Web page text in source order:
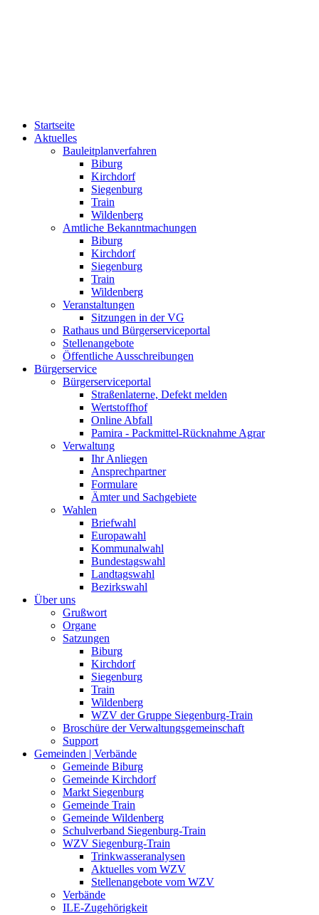
Startseite
Aktuelles
Bauleitplanverfahren
Biburg
Kirchdorf
Siegenburg
Train
Wildenberg
Amtliche Bekanntmachungen
Biburg
Kirchdorf
Siegenburg
Train
Wildenberg
Veranstaltungen
Sitzungen in der VG
Rathaus und Bürgerserviceportal
Stellenangebote
Öffentliche Ausschreibungen
Bürgerservice
Bürgerserviceportal
Straßenlaterne, Defekt melden
Wertstoffhof
Online Abfall
Pamira - Packmittel-Rücknahme Agrar
Verwaltung
Ihr Anliegen
Ansprechpartner
Formulare
Ämter und Sachgebiete
Wahlen
Briefwahl
Europawahl
Kommunalwahl
Bundestagswahl
Landtagswahl
Bezirkswahl
Über uns
Grußwort
Organe
Satzungen
Biburg
Kirchdorf
Siegenburg
Train
Wildenberg
WZV der Gruppe Siegenburg-Train
Broschüre der Verwaltungsgemeinschaft
Support
Gemeinden | Verbände
Gemeinde Biburg
Gemeinde Kirchdorf
Markt Siegenburg
Gemeinde Train
Gemeinde Wildenberg
Schulverband Siegenburg-Train
WZV Siegenburg-Train
Trinkwasseranalysen
Aktuelles vom WZV
Stellenangebote vom WZV
Verbände
ILE-Zugehörigkeit